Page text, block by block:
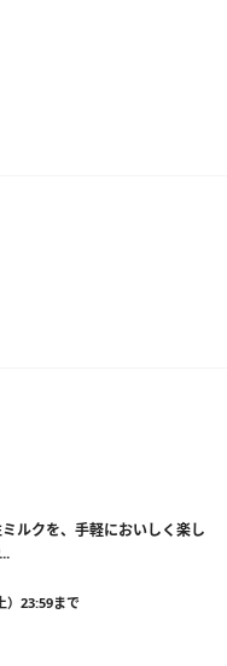
ルクを、手軽においしく楽し
）23:59まで